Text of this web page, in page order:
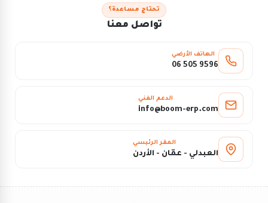
تحتاج مساعدة؟
تواصل معنا
الهاتف الأرضي
06 505 9596
الدعم الفني
info@boom-erp.com
المقر الرئيسي
العبدلي - عمّان - الأردن